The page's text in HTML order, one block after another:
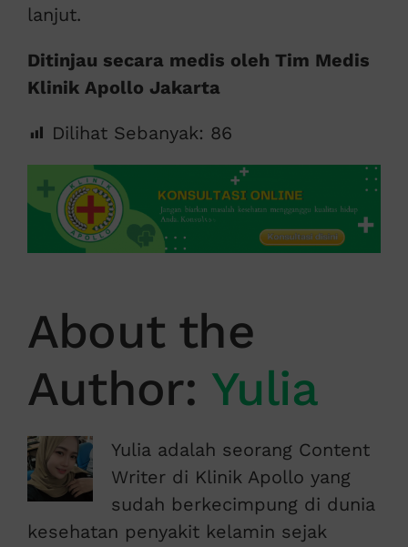
lanjut.
Ditinjau secara medis oleh Tim Medis
Klinik Apollo Jakarta
Dilihat Sebanyak: 86
About the
Author: Yulia
Yulia adalah seorang Content
Writer di Klinik Apollo yang
sudah berkecimpung di dunia
kesehatan penyakit kelamin sejak